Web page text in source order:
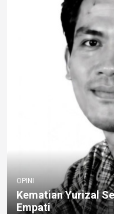
OPINI
Kematian Yurizal
Empati